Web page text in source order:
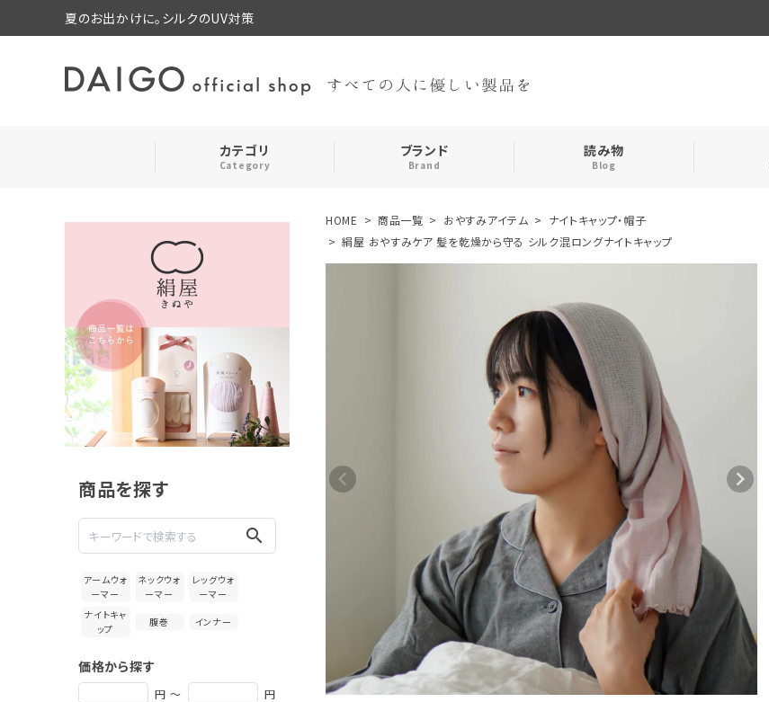
夏のお出かけに。シルクのUV対策
カテゴリ
Category
靴下・レッグウォーマー 手袋・アームカバー
コスメ・その他 メンズ
食品
ブランド
Brand
読み物
Blog
search
お気に入り
カテゴリーから探す
商品を探す
search
アームウォ
ーマー
ネックウォ
ーマー
レッグウォ
ーマー
ナイトキャ
ップ
腹巻 インナー
価格から探す
円 ～ 円
HOME 商品一覧 おやすみアイテム
ナイトキャップ・帽子
絹屋 おやすみケア 髪を乾燥から守る シルク混ロングナイトキャップ